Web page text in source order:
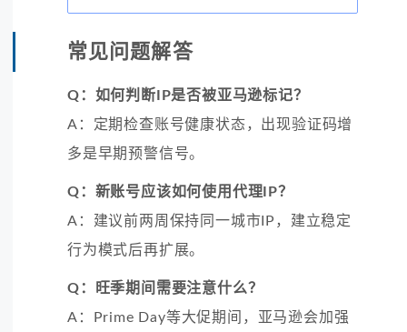
常见问题解答
Q：如何判断IP是否被亚马逊标记？
A：定期检查账号健康状态，出现验证码增
多是早期预警信号。
Q：新账号应该如何使用代理IP？
A：建议前两周保持同一城市IP，建立稳定
行为模式后再扩展。
Q：旺季期间需要注意什么？
A：Prime Day等大促期间，亚马逊会加强